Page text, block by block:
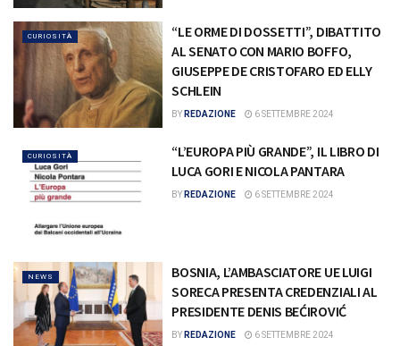
CURIOSITÀ
“LE ORME DI DOSSETTI”, DIBATTITO
AL SENATO CON MARIO BOFFO,
GIUSEPPE DE CRISTOFARO ED ELLY
SCHLEIN
BY REDAZIONE 6 SETTEMBRE 2024
CURIOSITÀ
“L’EUROPA PIÙ GRANDE”, IL LIBRO DI
LUCA GORI E NICOLA PANTARA
BY REDAZIONE 6 SETTEMBRE 2024
NEWS
BOSNIA, L’AMBASCIATORE UE LUIGI
SORECA PRESENTA CREDENZIALI AL
PRESIDENTE DENIS BEĆIROVIĆ
BY REDAZIONE 6 SETTEMBRE 2024